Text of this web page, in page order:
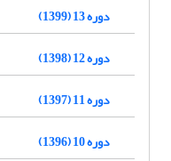
دوره 13 (1399)
دوره 12 (1398)
دوره 11 (1397)
دوره 10 (1396)